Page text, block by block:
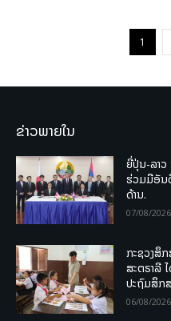
1
ຂ່າວພາຍໃນ
ຍີ່ປຸ່ນ-ລາວ
ຮ່ວມມືອັນ
ດ້ານ.
07/08/2026
ກະຊວງສຶ
ສະຕຣາລີ
ປະຖົມສຶກ
06/08/2026